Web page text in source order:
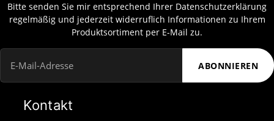
Bitte senden Sie mir entsprechend Ihrer Datenschutzerklärung
regelmäßig und jederzeit widerruflich Informationen zu Ihrem
Produktsortiment per E-Mail zu.
ABONNIEREN
Kontakt